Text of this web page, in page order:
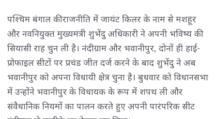
पश्चिम बंगाल की राजनीति में जायंट किलर के नाम से मशहूर
और नवनियुक्त मुख्यमंत्री शुभेंदु अधिकारी ने अपनी भविष्य की
सियासी राह चुन ली है। नंदीग्राम और भवानीपुर, दोनों ही हाई-
प्रोफाइल सीटों पर प्रचंड जीत दर्ज करने के बाद शुभेंदु ने अब
भवानीपुर को अपना विधायी क्षेत्र चुना है। बुधवार को विधानसभा
में उन्होंने भवानीपुर के विधायक के रूप में शपथ ली और
संवैधानिक नियमों का पालन करते हुए अपनी पारंपरिक सीट